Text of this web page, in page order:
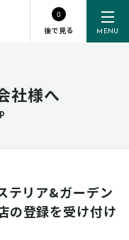
MENU
0
後で見る
社様へ
テリア&ガーデン
の登録を受け付け